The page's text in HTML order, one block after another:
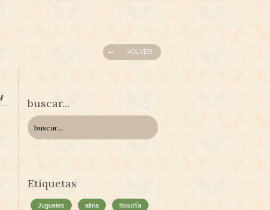
VOLVER
buscar...
Etiquetas
Juguetes alma filosofía